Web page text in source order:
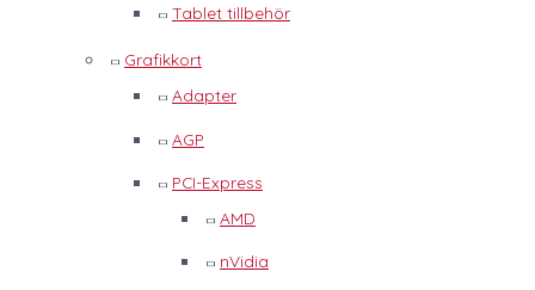
Tablet tillbehör
Grafikkort
Adapter
AGP
PCI-Express
AMD
nVidia